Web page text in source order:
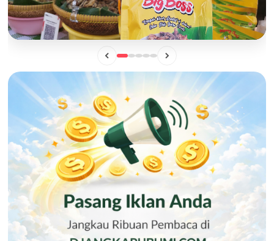
Mengintip Manisnya Peluang Usaha "Pisang Sale Big Boss",
Camilan Lokal yang Siap Naik Kelas